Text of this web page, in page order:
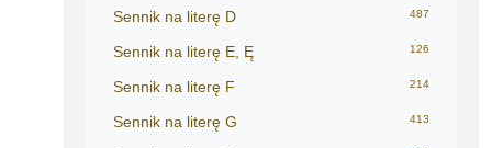
Sennik na literę D 487
Sennik na literę E, Ę 126
Sennik na literę F 214
Sennik na literę G 413